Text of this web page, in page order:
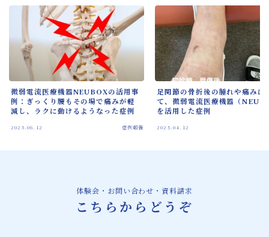
微弱電流医療機器NEUBOXの活用事
例：ぎっくり腰もその場で痛みが軽
減し、ラクに動けるようなった症例
2025.06.12 症例報告
足関節の骨折後の腫れや痛みに
て、微弱電流医療機器（
を活用した症例
2025.04.12
体験会・お問い合わせ・資料請求
こちらからどうぞ